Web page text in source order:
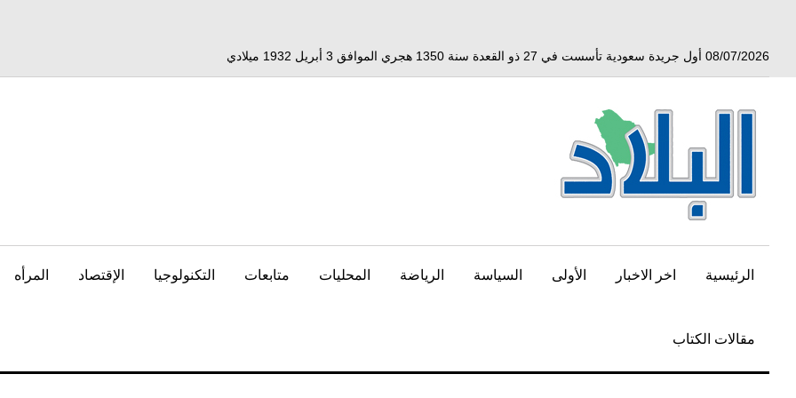
08/07/2026 أول جريدة سعودية تأسست في 27 ذو القعدة سنة 1350 هجري الموافق 3 أبريل 1932 ميلادي
الرئيسية اخر الاخبار الأولى السياسة الرياضة المحليات متابعات التكنولوجيا الإقتصاد المرأه
مقالات الكتاب